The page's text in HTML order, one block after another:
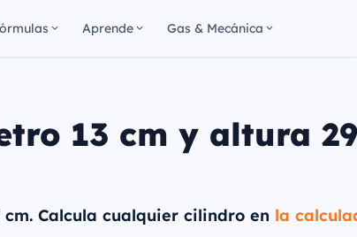
Aprende Gas & Mecánica
13 cm y altura
Calcula cualquier cilindro en la